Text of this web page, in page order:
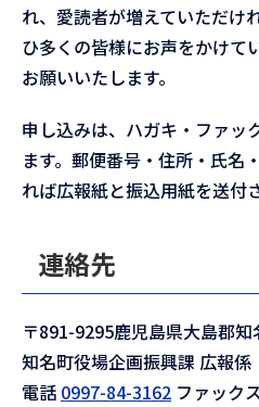
れ、愛読者が増えていただけ
ひ多くの皆様にお声をかけて
お願いいたします。
申し込みは、ハガキ・ファッ
ます。郵便番号・住所・氏名
れば広報紙と振込用紙を送付
連絡先
〒891-9295鹿児島県大島郡
知名町役場企画振興課 広報係
電話 0997-84-3162 ファック